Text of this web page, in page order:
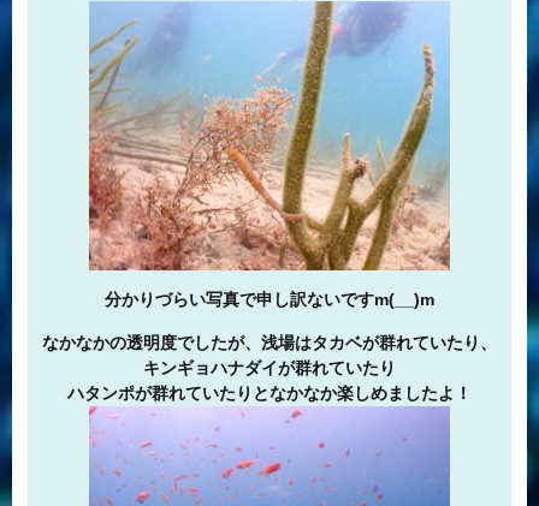
分かりづらい写真で申し訳ないですm(__)m
なかなかの透明度でしたが、浅場はタカベが群れていたり、
キンギョハナダイが群れていたり
ハタンポが群れていたりとなかなか楽しめましたよ！